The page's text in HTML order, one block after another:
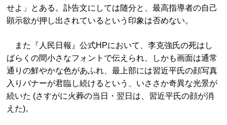
せよ」とある。訃告文にしては随分と、最高指導者の自己
顕示欲が押し出されているという印象は否めない。
また『人民日報』公式HPにおいて、李克強氏の死はし
ばらくの間小さなフォントで伝えられ、しかも画面は通常
通りの鮮やかな色があふれ、最上部には習近平氏の顔写真
入りバナーが君臨し続けるという、いささか奇異な光景が
続いた (さすがに火葬の当日・翌日は、習近平氏の顔が消
えた)。